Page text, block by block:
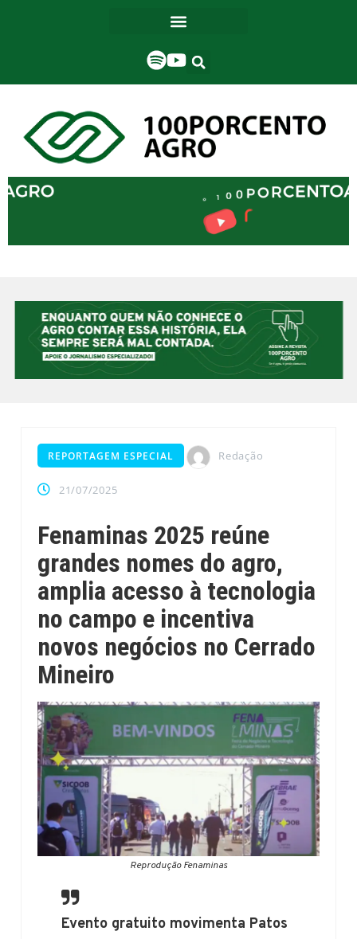
REPORTAGEM ESPECIAL Redação
21/07/2025
Fenaminas 2025 reúne
grandes nomes do agro,
amplia acesso à tecnologia
no campo e incentiva
novos negócios no Cerrado
Mineiro
Reprodução Fenaminas
Evento gratuito movimenta Patos